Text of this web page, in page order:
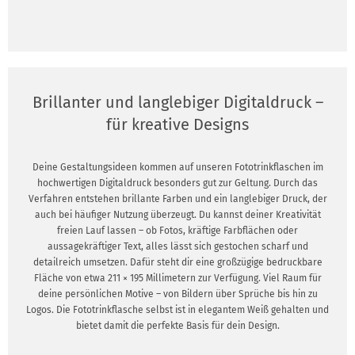
Brillanter und langlebiger Digitaldruck –
für kreative Designs
Deine Gestaltungsideen kommen auf unseren Fototrinkflaschen im
hochwertigen Digitaldruck besonders gut zur Geltung. Durch das
Verfahren entstehen brillante Farben und ein langlebiger Druck, der
auch bei häufiger Nutzung überzeugt. Du kannst deiner Kreativität
freien Lauf lassen – ob Fotos, kräftige Farbflächen oder
aussagekräftiger Text, alles lässt sich gestochen scharf und
detailreich umsetzen. Dafür steht dir eine großzügige bedruckbare
Fläche von etwa 211 × 195 Millimetern zur Verfügung. Viel Raum für
deine persönlichen Motive – von Bildern über Sprüche bis hin zu
Logos. Die Fototrinkflasche selbst ist in elegantem Weiß gehalten und
bietet damit die perfekte Basis für dein Design.